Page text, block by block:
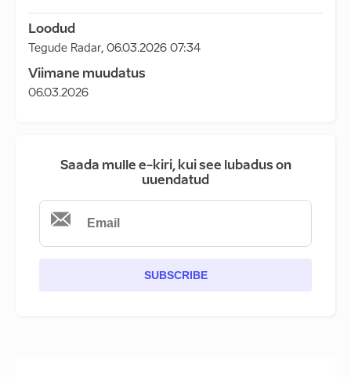
Loodud
Tegude Radar, 06.03.2026 07:34
Viimane muudatus
06.03.2026
Saada mulle e-kiri, kui see lubadus on
uuendatud
SUBSCRIBE